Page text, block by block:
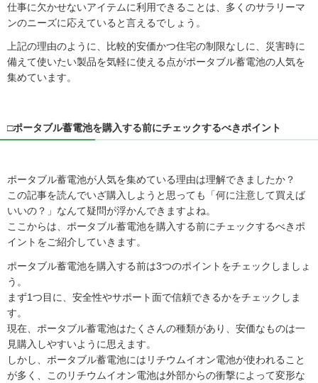
仕事に欠かせないアイテムに利用できることは、多くのサラリーマ
ンのニーズに応えていると言えるでしょう。
上記の理由のように、比較的安価かつ住宅の制限なしに、災害時に
備えて使いたい製品を気軽に使える点がポータブル蓄電池の人気を
集めています。
□ポータブル蓄電池を購入する前にチェックするべきポイント
ポータブル蓄電池が人気を集めている理由は理解できましたか？
この記事を読んでいざ購入しようと思っても「何に注意して買えば
いいの？」なんて疑問が浮かんできますよね。
ここからは、ポータブル蓄電池を購入する前にチェックするべきポ
イントをご紹介していきます。
ポータブル蓄電池を購入する前は3つのポイントをチェックしましょ
う。
まず1つ目に、安全性やサポート面で信頼できるかをチェックしま
す。
現在、ポータブル蓄電池はたくさんの種類があり、安価なものは一
見購入しやすいように思えます。
しかし、ポータブル蓄電池にはリチウムイオン電池が使われること
が多く、このリチウムイオン電池は外部からの衝撃によって変形な